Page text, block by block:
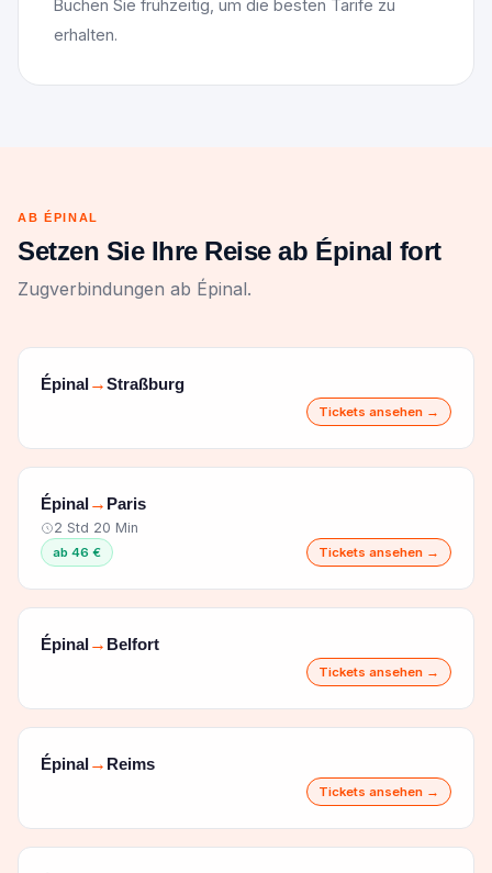
Buchen Sie frühzeitig, um die besten Tarife zu
erhalten.
AB ÉPINAL
Setzen Sie Ihre Reise ab Épinal fort
Zugverbindungen ab Épinal.
Épinal→Straßburg
Tickets ansehen →
Épinal→ Paris
2 Std 20 Min
ab 46 € Tickets ansehen →
Épinal→ Belfort
Tickets ansehen →
Épinal→ Reims
Tickets ansehen →